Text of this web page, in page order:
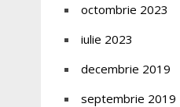
octombrie 2023
iulie 2023
decembrie 2019
septembrie 2019